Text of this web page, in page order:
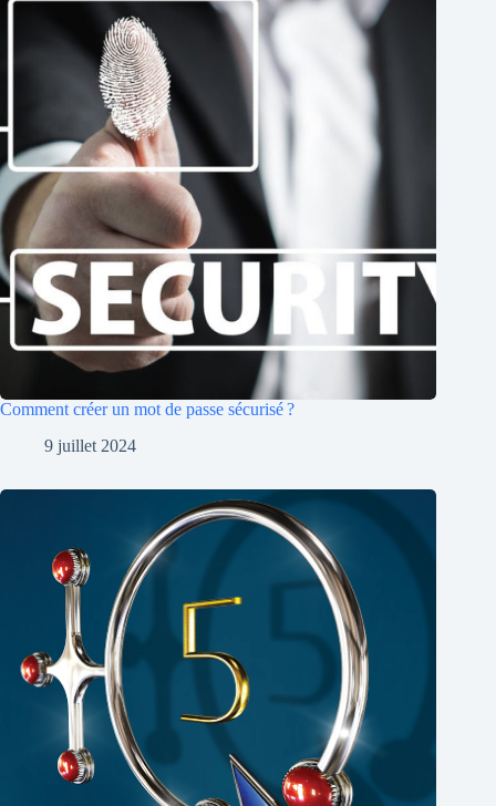
Comment créer un mot de passe sécurisé ?
9 juillet 2024